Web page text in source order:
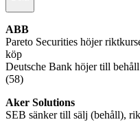
ABB
Pareto Securities höjer
köp
Deutsche Bank höjer till
(58)
Aker Solutions
SEB sänker till sälj (behåll),